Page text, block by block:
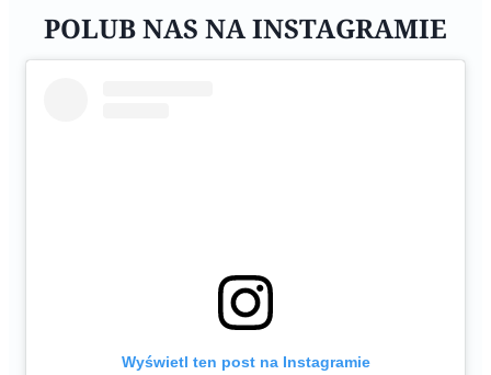
POLUB NAS NA INSTAGRAMIE
Wyświetl ten post na Instagramie